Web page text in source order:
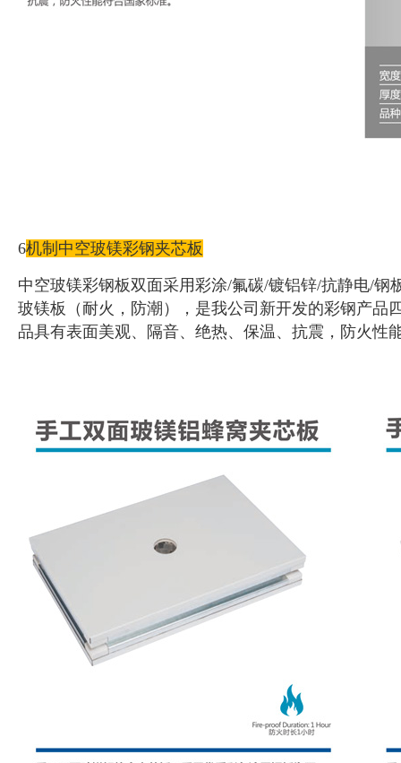
6机制中空玻镁彩钢夹芯板
中空玻镁彩钢板双面采用彩涂/氟碳/镀铝锌/抗静电/钢
玻镁板（耐火，防潮），是我公司新开发的彩钢产品
品具有表面美观、隔音、绝热、保温、抗震，防火性